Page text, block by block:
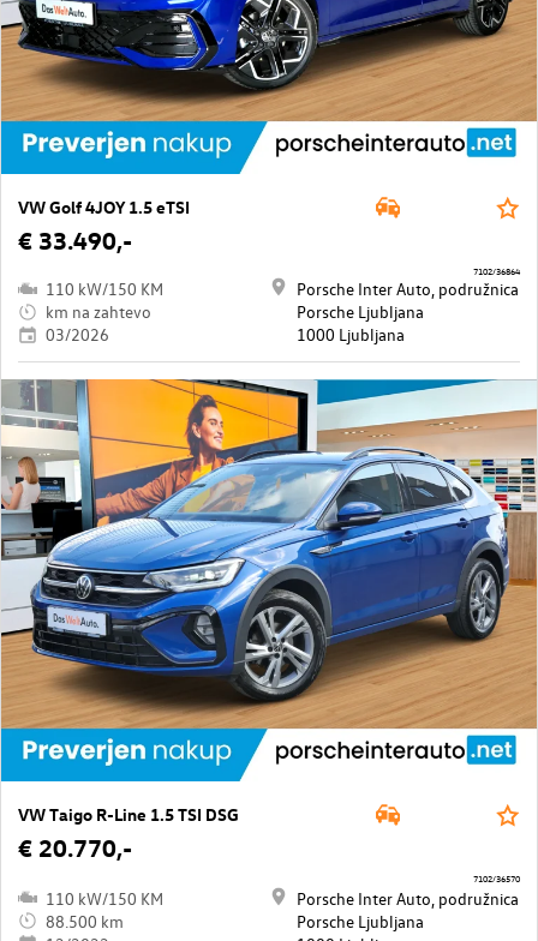
VW Golf 4JOY 1.5 eTSI
€ 33.490,-
110 kW/150 KM
km na zahtevo
03/2026
Porsche Inter Auto, podružnica
Porsche Ljubljana
1000 Ljubljana
7102/36864
VW Taigo R-Line 1.5 TSI DSG
€ 20.770,-
110 kW/150 KM
88.500 km
Porsche Inter Auto, podružnica
Porsche Ljubljana
7102/36570